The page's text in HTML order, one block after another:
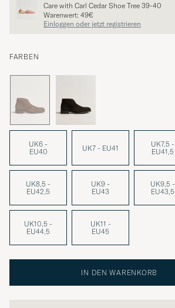
Care with Carl Cedar Shoe Tree 39-40
Warenwert: 49€
Einloggen oder jetzt registrieren
FARBEN
UK6 -
EU40
UK7 - EU41
UK7,5 -
EU41,5
UK8,5 -
EU42,5
UK9 -
EU43
UK9,5 -
EU43,5
UK10,5 -
EU44,5
UK11 -
EU45
IN DEN WARENKORB